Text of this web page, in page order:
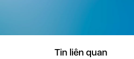
Tin liên quan